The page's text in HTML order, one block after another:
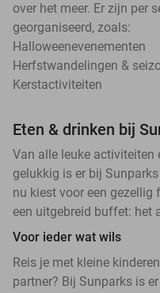
over het meer. Er zijn per
georganiseerd, zoals:
Halloweenevenementen
Herfstwandelingen &
Kerstactiviteiten
Eten & drinken bij
Van alle leuke activiteiten
gelukkig is er bij
nu kiest voor een gezellig
een uitgebreid buffet: het
Voor ieder wat wils
Reis je met kleine
partner? Bij Sunparks is